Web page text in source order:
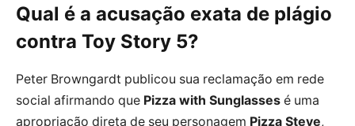
Qual é a acusação exata de plágio
contra Toy Story 5?
Peter Browngardt publicou sua reclamação em rede
social afirmando que Pizza with Sunglasses é uma
apropriação direta de seu personagem Pizza Steve,